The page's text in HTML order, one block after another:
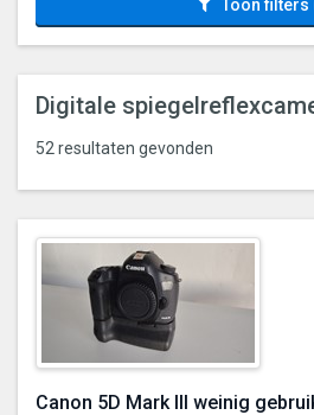
Toon filters
Digitale
52 resultaten gevonden
Canon 5D Mark III weinig